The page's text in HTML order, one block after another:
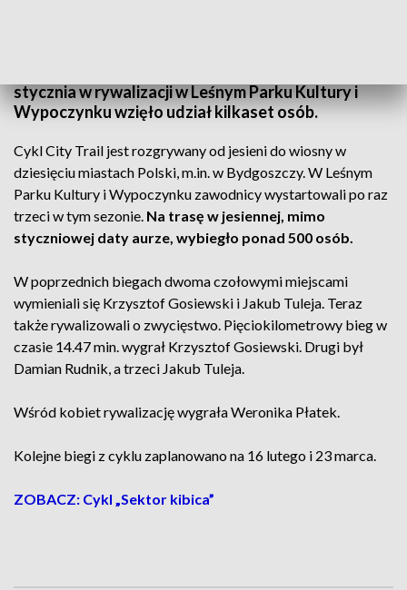
stycznia w rywalizacji w Leśnym Parku Kultury i
Wypoczynku wzięło udział kilkaset osób.
Cykl City Trail jest rozgrywany od jesieni do wiosny w
dziesięciu miastach Polski, m.in. w Bydgoszczy. W Leśnym
Parku Kultury i Wypoczynku zawodnicy wystartowali po raz
trzeci w tym sezonie. Na trasę w jesiennej, mimo
styczniowej daty aurze, wybiegło ponad 500 osób.
W poprzednich biegach dwoma czołowymi miejscami
wymieniali się Krzysztof Gosiewski i Jakub Tuleja. Teraz
także rywalizowali o zwycięstwo. Pięciokilometrowy bieg w
czasie 14.47 min. wygrał Krzysztof Gosiewski. Drugi był
Damian Rudnik, a trzeci Jakub Tuleja.
Wśród kobiet rywalizację wygrała Weronika Płatek.
Kolejne biegi z cyklu zaplanowano na 16 lutego i 23 marca.
ZOBACZ: Cykl „Sektor kibica”